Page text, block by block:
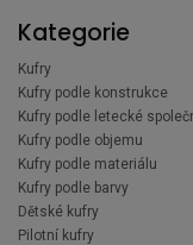
Kategorie
Kufry
Kufry podle konstrukce
Kufry podle letecké
Kufry podle objemu
Kufry podle materiálu
Kufry podle barvy
Dětské kufry
Pilotní kufry